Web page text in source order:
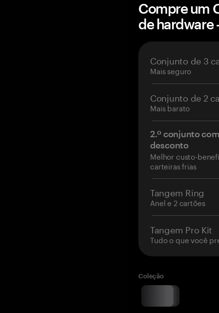
Compre um
de hardware
Conjunto de 3
Mais seguro
Conjunto de 2
Mais barato
2.º conjunto
desconto
Melhor custo-
carteiras frias
Tangem Ring
Anel e 2 cartões
Tangem Pro Kit
Tudo o que você
Coleção